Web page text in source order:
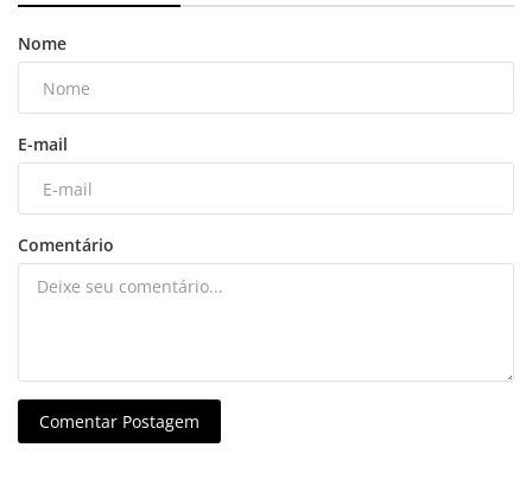
Nome
E-mail
Comentário
Comentar Postagem